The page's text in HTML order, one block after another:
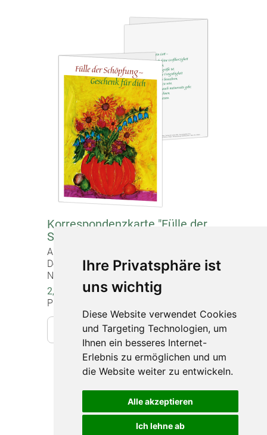
Ihre Privatsphäre ist
uns wichtig
Diese Website verwendet Cookies
und Targeting Technologien, um
Ihnen ein besseres Internet-
Erlebnis zu ermöglichen und um
die Website weiter zu entwickeln.
Alle akzeptieren
Ich lehne ab
Korrespondenzkarte "Fülle der
Schöpfung - Geschenk für dich"
Artikel-Nr. 20991
Doppelkarte mit Briefumschlag,
Normalformat (12 x 17 cm)
2,20 €
Preise inkl. gesetzlicher MwSt.
In den Warenkorb
Datenschutz
Barrierefreiheit